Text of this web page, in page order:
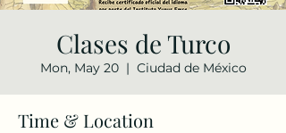
Clases de Turco
Mon, May 20
  |
Ciudad de México
Time & Location